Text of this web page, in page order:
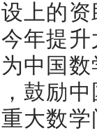
上的
年提
中国
鼓励
大数